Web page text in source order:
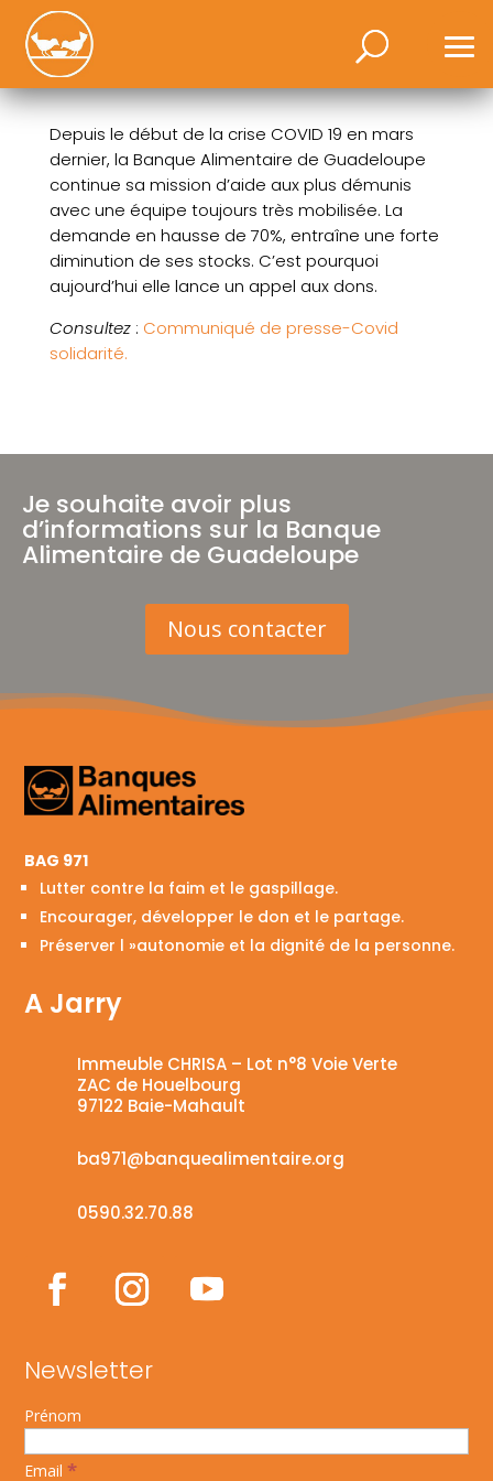
Accueil
La
Banque
Alimentaire
Partenaires
Photos
Depuis le début de la crise COVID 19 en mars
dernier, la Banque Alimentaire de Guadeloupe
continue sa mission d’aide aux plus démunis
avec une équipe toujours très mobilisée. La
demande en hausse de 70%, entraîne une forte
diminution de ses stocks. C’est pourquoi
aujourd’hui elle lance un appel aux dons.
Consultez: Communiqué de presse-Covid
solidarité.
Je souhaite avoir plus
d’informations sur la Banque
Alimentaire de Guadeloupe
Nous contacter
BAG 971
Lutter contre la faim et le gaspillage.
Encourager, développer le don et le partage.
Préserver l »autonomie et la dignité de la personne.
A Jarry
Immeuble CHRISA – Lot n°8 Voie Verte
ZAC de Houelbourg
97122 Baie-Mahault
ba971@banquealimentaire.org
0590.32.70.88
Newsletter
Prénom
Email *